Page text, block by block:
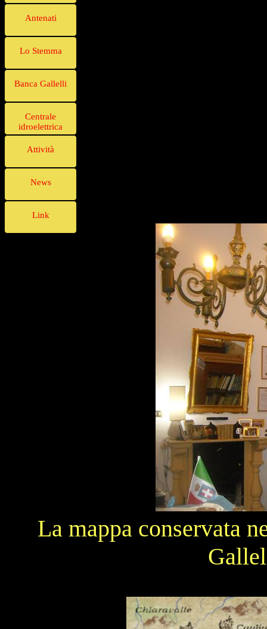
Antenati
Lo Stemma
Banca Gallelli
Centrale
idroelettrica
Attività
News
Link
La mappa conservata